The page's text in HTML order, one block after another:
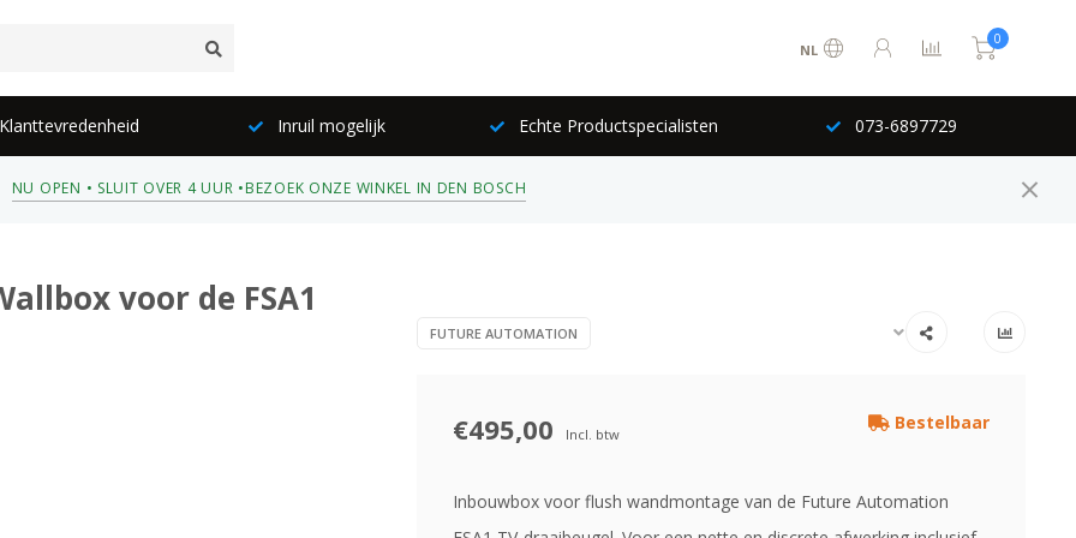
NL
0
Inruil mogelijk Echte Productspecialisten 073-6897729
NU OPEN • SLUIT OVER 4 UUR •BEZOEK ONZE WINKEL IN DEN BOSCH
voor de FSA1
FUTURE AUTOMATION
€495,00 Incl. btw
Bestelbaar
Inbouwbox voor flush wandmontage van de Future Automation